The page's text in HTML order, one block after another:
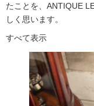
たことを、ANTIQUE
しく思います。
すべて表示